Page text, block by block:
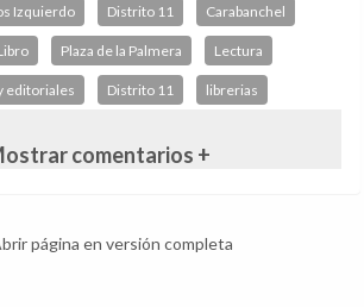
Izquierdo Distrito 11 Carabanchel
Plaza de la Palmera Lectura
editoriales Distrito 11 librerias
comentarios +
página en versión completa